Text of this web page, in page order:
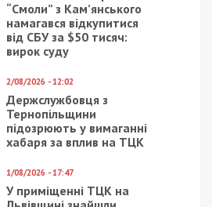
Приєднатися
по-днепровски